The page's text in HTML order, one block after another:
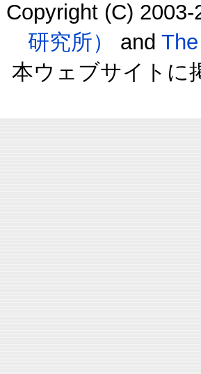
Copyright (C) 2003-
研究所）
and
本ウェブサイトに